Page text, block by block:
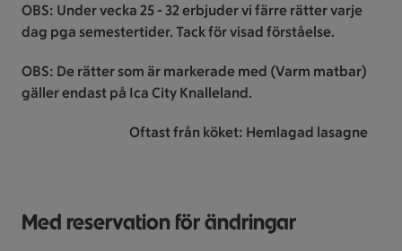
OBS: Under vecka 25 - 32 erbjuder vi färre rätter varje
dag pga semestertider. Tack för visad förståelse.
OBS: De rätter som är markerade med (Varm matbar)
gäller endast på Ica City Knalleland.
Oftast från köket: Hemlagad lasagne
Med reservation för ändringar